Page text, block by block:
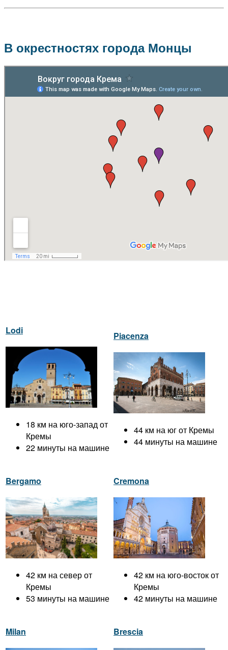
В окрестностях города Монцы
Lodi
18 км на юго-запад от
Кремы
22 минуты на машине
Piacenza
44 км на юг от Кремы
44 минуты на машине
Bergamo
42 км на север от
Кремы
53 минуты на машине
Cremona
42 км на юго-восток от
Кремы
42 минуты на машине
Milan Brescia